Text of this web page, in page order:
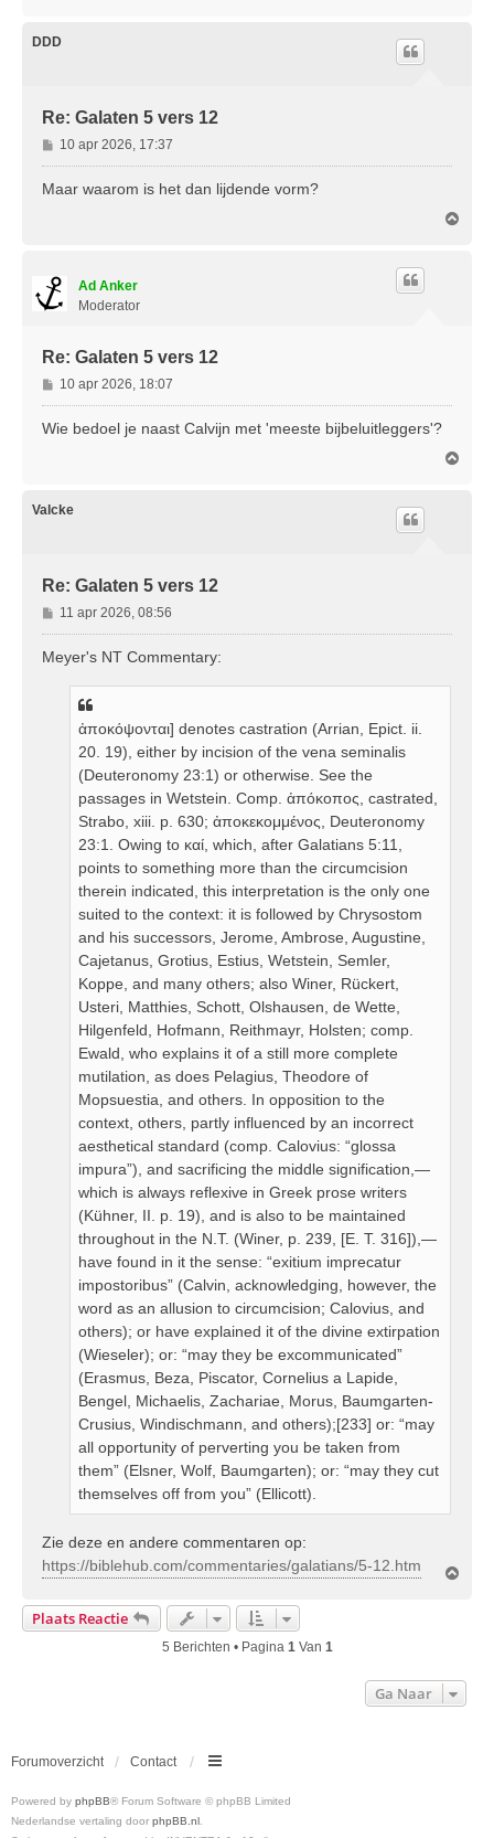
DDD
Re: Galaten 5 vers 12
B
e
r
10 apr 2026, 17:37
Maar waarom is het dan lijdende vorm?
Ad Anker
Moderator
Re: Galaten 5 vers 12
B
e
r
10 apr 2026, 18:07
Wie bedoel je naast Calvijn met 'meeste bijbeluitleggers'?
Valcke
Re: Galaten 5 vers 12
B
e
11 apr 2026, 08:56
Meyer's NT Commentary:
ἀποκόψονται] denotes castration (Arrian, Epict. ii.
20. 19), either by incision of the vena seminalis
(Deuteronomy 23:1) or otherwise. See the
passages in Wetstein. Comp. ἀπόκοπος, castrated,
Strabo, xiii. p. 630; ἀποκεκομμένος, Deuteronomy
23:1. Owing to καί, which, after Galatians 5:11,
points to something more than the circumcision
therein indicated, this interpretation is the only one
suited to the context: it is followed by Chrysostom
and his successors, Jerome, Ambrose, Augustine,
Cajetanus, Grotius, Estius, Wetstein, Semler,
Koppe, and many others; also Winer, Rückert,
Usteri, Matthies, Schott, Olshausen, de Wette,
Hilgenfeld, Hofmann, Reithmayr, Holsten; comp.
Ewald, who explains it of a still more complete
mutilation, as does Pelagius, Theodore of
Mopsuestia, and others. In opposition to the
context, others, partly influenced by an incorrect
aesthetical standard (comp. Calovius: “glossa
impura”), and sacrificing the middle signification,—
which is always reflexive in Greek prose writers
(Kühner, II. p. 19), and is also to be maintained
throughout in the N.T. (Winer, p. 239, [E. T. 316]),—
have found in it the sense: “exitium imprecatur
impostoribus” (Calvin, acknowledging, however, the
word as an allusion to circumcision; Calovius, and
others); or have explained it of the divine extirpation
(Wieseler); or: “may they be excommunicated”
(Erasmus, Beza, Piscator, Cornelius a Lapide,
Bengel, Michaelis, Zachariae, Morus, Baumgarten-
Crusius, Windischmann, and others);[233] or: “may
all opportunity of perverting you be taken from
them” (Elsner, Wolf, Baumgarten); or: “may they cut
themselves off from you” (Ellicott).
Zie deze en andere commentaren op:
https://biblehub.com/commentaries/galatians/5-12.htm
Plaats Reactie
5 Berichten • Pagina 1 Van 1
Ga Naar
Forumoverzicht Contact
Powered by phpBB® Forum Software © phpBB Limited
Nederlandse vertaling door phpBB.nl